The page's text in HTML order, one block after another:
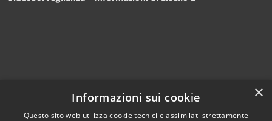
×
Informazioni sui cookie
Questo sito web utilizza cookie tecnici e assimilati strettamente